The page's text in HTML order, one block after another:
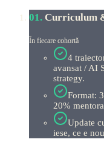
01. Curriculum
În fiecare cohortă
4
avansat / AI
strategy.
Format:
20%
Update
iese, ce e